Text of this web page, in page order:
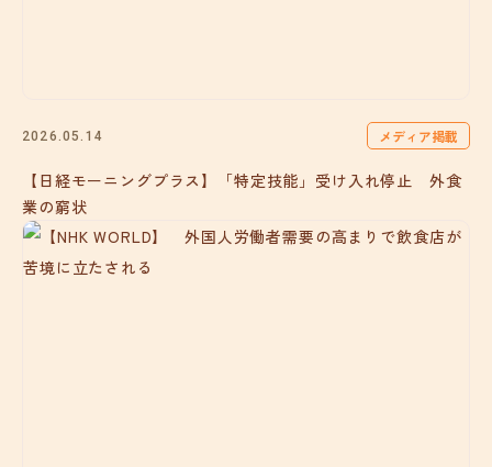
2026.05.14 メディア掲載
【日経モーニングプラス】「特定技能」受け入れ停止 外食
業の窮状